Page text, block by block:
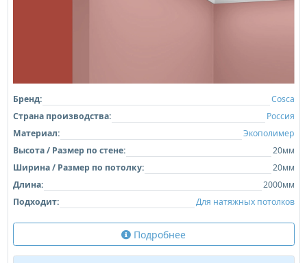
Бренд:
Cosca
Страна производства:
Россия
Материал:
Экополимер
Высота / Размер по стене:
20мм
Ширина / Размер по потолку:
20мм
Длина:
2000мм
Подходит:
Для натяжных потолков
Подробнее